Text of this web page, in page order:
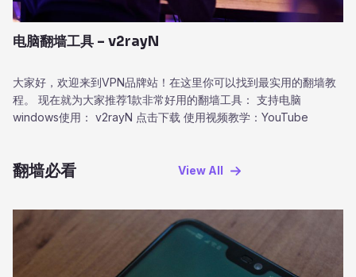
电脑翻墙工具 – v2rayN
大家好，欢迎来到VPN品牌站！在这里你可以找到最实用的翻墙教
程。 现在就为大家推荐1款非常好用的翻墙工具： 支持电脑
windows使用： v2rayN 点击下载 使用视频教学：YouTube
翻墙必看 View AII